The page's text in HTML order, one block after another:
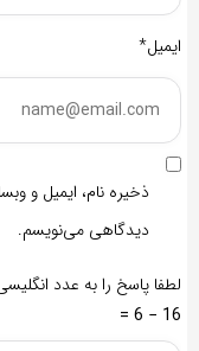
ایمیل*
ذخیره نام، ایمیل و
دیدگاهی می‌نویسم.
لطفا پاسخ را به عدد
16 − 6 =